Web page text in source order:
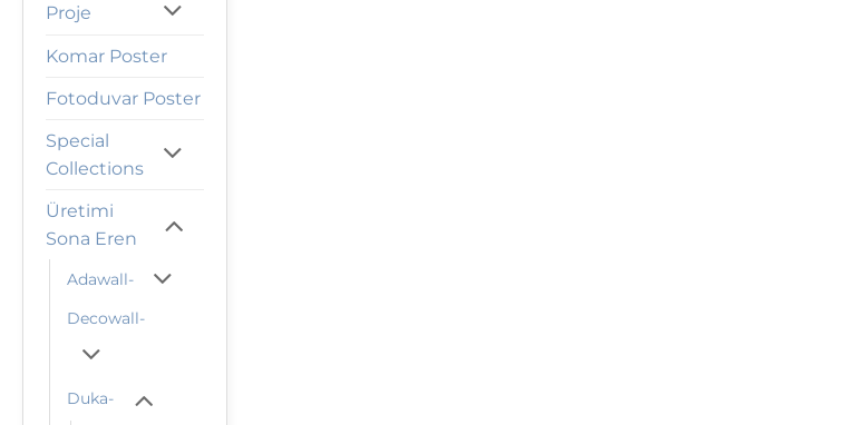
Proje
Komar Poster
Fotoduvar Poster
Special
Collections
Üretimi
Sona Eren
Adawall-
Decowall-
Duka-